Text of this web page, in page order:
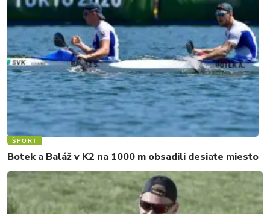
ŠPORT
Botek a Baláž v K2 na 1000 m obsadili desiate miesto